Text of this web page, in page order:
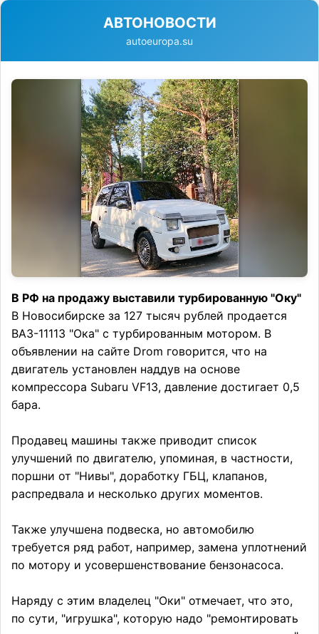
АВТОНОВОСТИ
autoeuropa.su
В РФ на продажу выставили турбированную "Оку"
В Новосибирске за 127 тысяч рублей продается
ВАЗ-11113 "Ока" с турбированным мотором. В
объявлении на сайте Drom говорится, что на
двигатель установлен наддув на основе
компрессора Subaru VF13, давление достигает 0,5
бара.
Продавец машины также приводит список
улучшений по двигателю, упоминая, в частности,
поршни от "Нивы", доработку ГБЦ, клапанов,
распредвала и несколько других моментов.
Также улучшена подвеска, но автомобилю
требуется ряд работ, например, замена уплотнений
по мотору и усовершенствование бензонасоса.
Наряду с этим владелец "Оки" отмечает, что это,
по сути, "игрушка", которую надо "ремонтировать